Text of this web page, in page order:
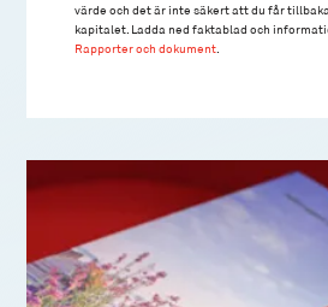
värde och det är inte säkert att du får
kapitalet. Ladda ned faktablad och
Rapporter och dokument